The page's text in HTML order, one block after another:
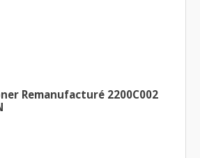
Remanufacturé 2200C002